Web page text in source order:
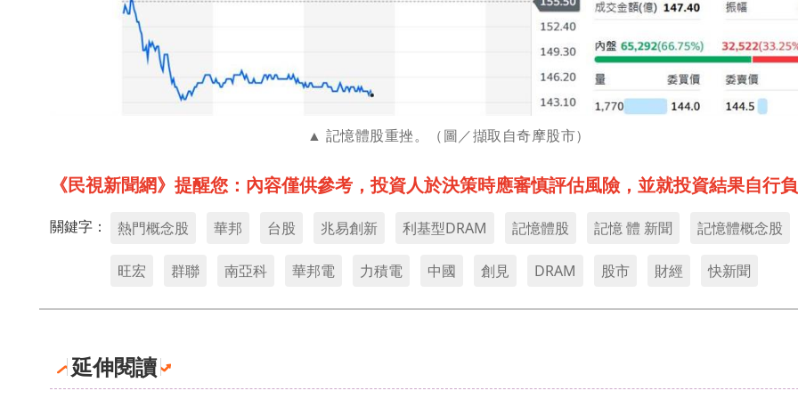
記憶體股重挫。（圖／擷取自奇摩股市）
《民視新聞網》提醒您：內容僅供參考，投資人於決策時應審慎評估風險，並就投資結果自行
關鍵字： 熱門概念股 華邦 台股 兆易創新 利基型DRAM 記憶體股 記憶 體 新聞 記憶體概念股
旺宏 群聯 南亞科 華邦電 力積電 中國 創見 DRAM 股市 財經 快新聞
延伸閱讀